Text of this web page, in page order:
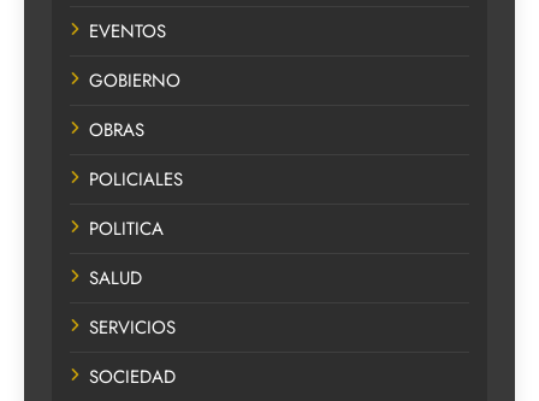
EVENTOS
GOBIERNO
OBRAS
POLICIALES
POLITICA
SALUD
SERVICIOS
SOCIEDAD